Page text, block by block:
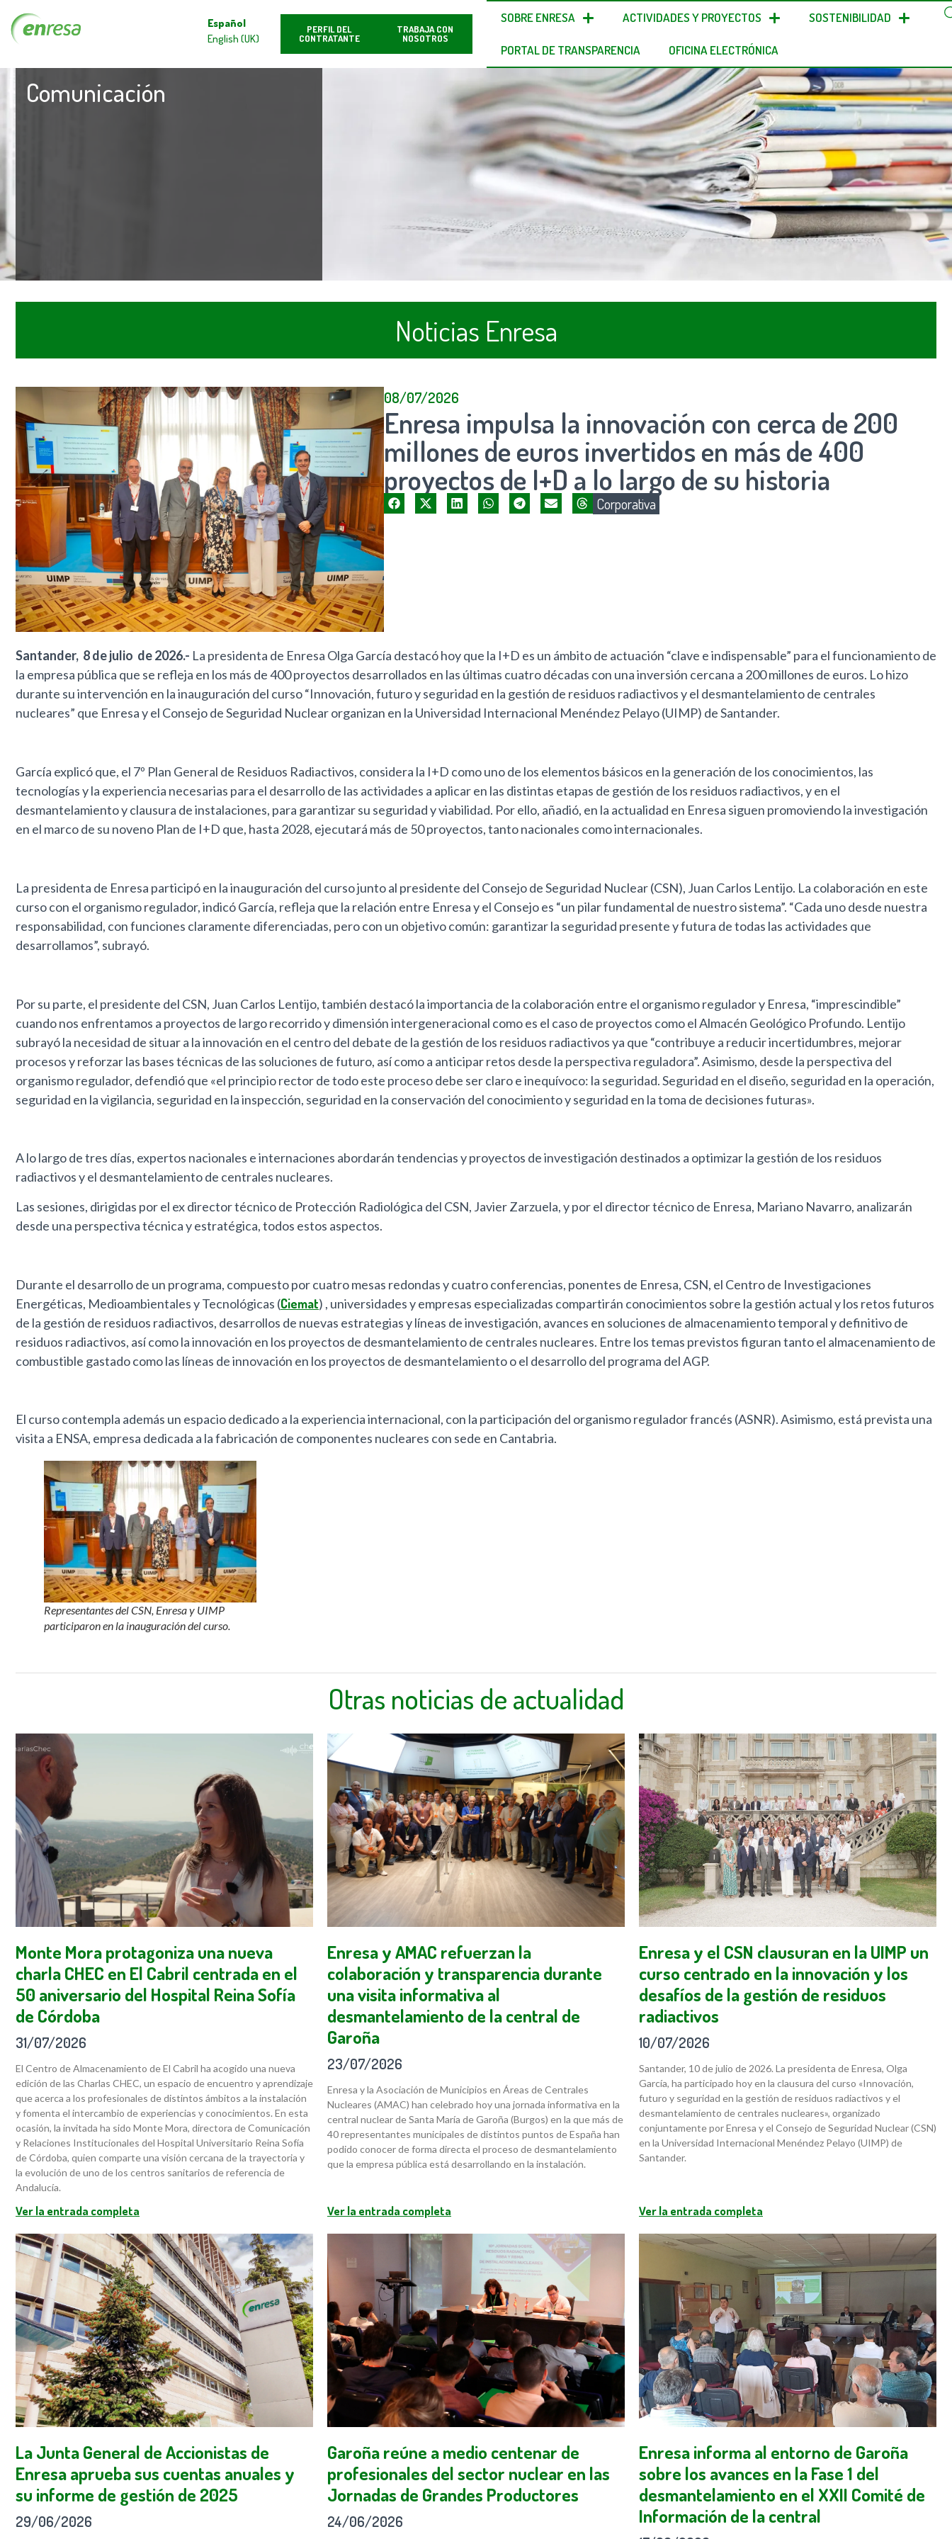
Español
English (UK)
PERFIL DEL
CONTRATANTE
TRABAJA CON
NOSOTROS
SOBRE ENRESA ACTIVIDADES Y PROYECTOS SOSTENIBILIDAD
PORTAL DE TRANSPARENCIA OFICINA ELECTRÓNICA
Comunicación
Noticias Enresa
08/07/2026
Enresa impulsa la innovación con cerca de 200
millones de euros invertidos en más de 400
proyectos de I+D a lo largo de su historia
Corporativa
Santander, 8 de julio de 2026.- La presidenta de Enresa Olga García destacó hoy que la I+D es un ámbito de actuación “clave e indispensable” para el funcionamiento de
la empresa pública que se refleja en los más de 400 proyectos desarrollados en las últimas cuatro décadas con una inversión cercana a 200 millones de euros. Lo hizo
durante su intervención en la inauguración del curso “Innovación, futuro y seguridad en la gestión de residuos radiactivos y el desmantelamiento de centrales
nucleares” que Enresa y el Consejo de Seguridad Nuclear organizan en la Universidad Internacional Menéndez Pelayo (UIMP) de Santander.
García explicó que, el 7º Plan General de Residuos Radiactivos, considera la I+D como uno de los elementos básicos en la generación de los conocimientos, las
tecnologías y la experiencia necesarias para el desarrollo de las actividades a aplicar en las distintas etapas de gestión de los residuos radiactivos, y en el
desmantelamiento y clausura de instalaciones, para garantizar su seguridad y viabilidad. Por ello, añadió, en la actualidad en Enresa siguen promoviendo la investigación
en el marco de su noveno Plan de I+D que, hasta 2028, ejecutará más de 50 proyectos, tanto nacionales como internacionales.
La presidenta de Enresa participó en la inauguración del curso junto al presidente del Consejo de Seguridad Nuclear (CSN), Juan Carlos Lentijo. La colaboración en este
curso con el organismo regulador, indicó García, refleja que la relación entre Enresa y el Consejo es “un pilar fundamental de nuestro sistema”. “Cada uno desde nuestra
responsabilidad, con funciones claramente diferenciadas, pero con un objetivo común: garantizar la seguridad presente y futura de todas las actividades que
desarrollamos”, subrayó.
Por su parte, el presidente del CSN, Juan Carlos Lentijo, también destacó la importancia de la colaboración entre el organismo regulador y Enresa, “imprescindible”
cuando nos enfrentamos a proyectos de largo recorrido y dimensión intergeneracional como es el caso de proyectos como el Almacén Geológico Profundo. Lentijo
subrayó la necesidad de situar a la innovación en el centro del debate de la gestión de los residuos radiactivos ya que “contribuye a reducir incertidumbres, mejorar
procesos y reforzar las bases técnicas de las soluciones de futuro, así como a anticipar retos desde la perspectiva reguladora”. Asimismo, desde la perspectiva del
organismo regulador, defendió que «el principio rector de todo este proceso debe ser claro e inequívoco: la seguridad. Seguridad en el diseño, seguridad en la operación,
seguridad en la vigilancia, seguridad en la inspección, seguridad en la conservación del conocimiento y seguridad en la toma de decisiones futuras».
A lo largo de tres días, expertos nacionales e internaciones abordarán tendencias y proyectos de investigación destinados a optimizar la gestión de los residuos
radiactivos y el desmantelamiento de centrales nucleares.
Las sesiones, dirigidas por el ex director técnico de Protección Radiológica del CSN, Javier Zarzuela, y por el director técnico de Enresa, Mariano Navarro, analizarán
desde una perspectiva técnica y estratégica, todos estos aspectos.
Durante el desarrollo de un programa, compuesto por cuatro mesas redondas y cuatro conferencias, ponentes de Enresa, CSN, el Centro de Investigaciones
Energéticas, Medioambientales y Tecnológicas (Ciemat) , universidades y empresas especializadas compartirán conocimientos sobre la gestión actual y los retos futuros
de la gestión de residuos radiactivos, desarrollos de nuevas estrategias y líneas de investigación, avances en soluciones de almacenamiento temporal y definitivo de
residuos radiactivos, así como la innovación en los proyectos de desmantelamiento de centrales nucleares. Entre los temas previstos figuran tanto el almacenamiento de
combustible gastado como las líneas de innovación en los proyectos de desmantelamiento o el desarrollo del programa del AGP.
El curso contempla además un espacio dedicado a la experiencia internacional, con la participación del organismo regulador francés (ASNR). Asimismo, está prevista una
visita a ENSA, empresa dedicada a la fabricación de componentes nucleares con sede en Cantabria.
Representantes del CSN, Enresa y UIMP
participaron en la inauguración del curso.
Otras noticias de actualidad
Monte Mora protagoniza una nueva
charla CHEC en El Cabril centrada en el
50 aniversario del Hospital Reina Sofía
de Córdoba
31/07/2026
El Centro de Almacenamiento de El Cabril ha acogido una nueva
edición de las Charlas CHEC, un espacio de encuentro y aprendizaje
que acerca a los profesionales de distintos ámbitos a la instalación
y fomenta el intercambio de experiencias y conocimientos. En esta
ocasión, la invitada ha sido Monte Mora, directora de Comunicación
y Relaciones Institucionales del Hospital Universitario Reina Sofía
de Córdoba, quien comparte una visión cercana de la trayectoria y
la evolución de uno de los centros sanitarios de referencia de
Andalucía.
Ver la entrada completa
Enresa y AMAC refuerzan la
colaboración y transparencia durante
una visita informativa al
desmantelamiento de la central de
Garoña
23/07/2026
Enresa y la Asociación de Municipios en Áreas de Centrales
Nucleares (AMAC) han celebrado hoy una jornada informativa en la
central nuclear de Santa María de Garoña (Burgos) en la que más de
40 representantes municipales de distintos puntos de España han
podido conocer de forma directa el proceso de desmantelamiento
que la empresa pública está desarrollando en la instalación.
Ver la entrada completa
Enresa y el CSN clausuran en la UIMP un
curso centrado en la innovación y los
desafíos de la gestión de residuos
radiactivos
10/07/2026
Santander, 10 de julio de 2026. La presidenta de Enresa, Olga
García, ha participado hoy en la clausura del curso «Innovación,
futuro y seguridad en la gestión de residuos radiactivos y el
desmantelamiento de centrales nucleares», organizado
conjuntamente por Enresa y el Consejo de Seguridad Nuclear (CSN)
en la Universidad Internacional Menéndez Pelayo (UIMP) de
Santander.
Ver la entrada completa
La Junta General de Accionistas de
Enresa aprueba sus cuentas anuales y
su informe de gestión de 2025
29/06/2026
Garoña reúne a medio centenar de
profesionales del sector nuclear en las
Jornadas de Grandes Productores
24/06/2026
Enresa informa al entorno de Garoña
sobre los avances en la Fase 1 del
desmantelamiento en el XXII Comité de
Información de la central